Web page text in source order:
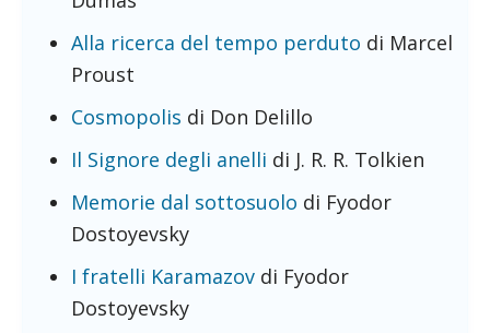
Alla ricerca del tempo perduto di Marcel
Proust
Cosmopolis di Don Delillo
Il Signore degli anelli di J. R. R. Tolkien
Memorie dal sottosuolo di Fyodor
Dostoyevsky
I fratelli Karamazov di Fyodor
Dostoyevsky